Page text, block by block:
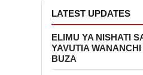
LATEST UPDATES
ELIMU YA NISHATI
YAVUTIA
BUZA